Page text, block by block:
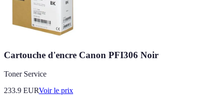
Cartouche d'encre Canon PFI306 Noir
Toner Service
233.9 EURVoir le prix